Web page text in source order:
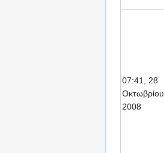
07:41, 28
Οκτωβρίου
2008